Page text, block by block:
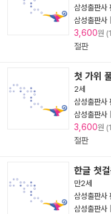
삼성출판사
삼성출판사
3,600원
절판
첫 가위
2세
삼성출판사
삼성출판사
3,600원
절판
한글 첫
만2세
삼성출판사
삼성출판사